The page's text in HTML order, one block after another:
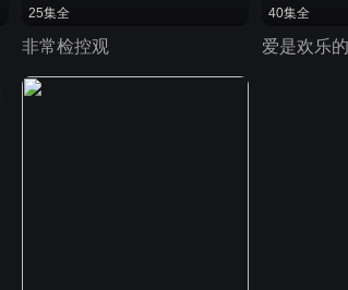
25集全
非常检控观
40集全
爱是欢乐